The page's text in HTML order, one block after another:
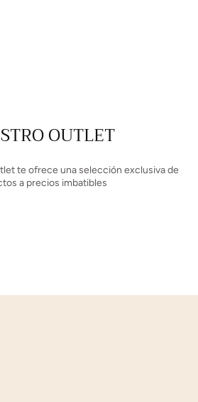
OUTLET
te ofrece una selección exclusiva de
a precios imbatibles